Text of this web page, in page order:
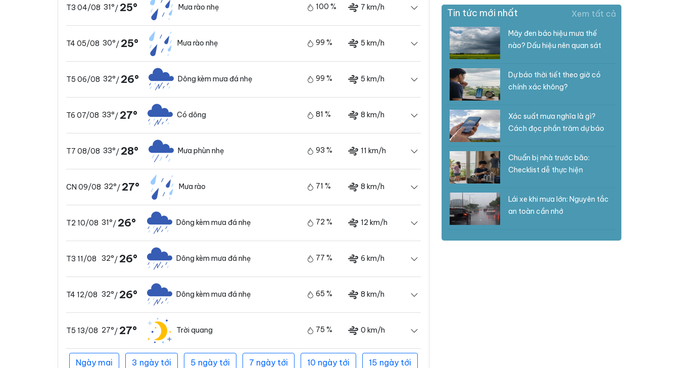
T3 04/08 31°/ 25° Mưa rào nhẹ 100 % 7 km/h
T4 05/08 30°/ 25° Mưa rào nhẹ 99 % 5 km/h
T5 06/08 32°/ 26° Dông kèm mưa đá nhẹ 99 % 5 km/h
T6 07/08 33°/ 27° Có dông 81 % 8 km/h
T7 08/08 33°/ 28° Mưa phùn nhẹ 93 % 11 km/h
CN 09/08 32°/ 27° Mưa rào 71 % 8 km/h
T2 10/08 31°/ 26° Dông kèm mưa đá nhẹ 72 % 12 km/h
T3 11/08 32°/ 26° Dông kèm mưa đá nhẹ 77 % 6 km/h
T4 12/08 32°/ 26° Dông kèm mưa đá nhẹ 65 % 8 km/h
T5 13/08 27°/ 27° Trời quang 75 % 0 km/h
Ngày mai 3 ngày tới 5 ngày tới 7 ngày tới 10 ngày tới 15 ngày tới
Tin tức mới nhất Xem tất cả
Mây đen báo hiệu mưa thế
nào? Dấu hiệu nên quan sát
Dự báo thời tiết theo giờ có
chính xác không?
Xác suất mưa nghĩa là gì?
Cách đọc phần trăm dự báo
Chuẩn bị nhà trước bão:
Checklist dễ thực hiện
Lái xe khi mưa lớn: Nguyên tắc
an toàn cần nhớ